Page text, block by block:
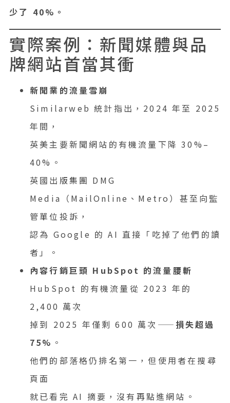
少了 40%。
實際案例：新聞媒體與品
牌網站首當其衝
新聞業的流量雪崩
Similarweb 統計指出，2024 年至 2025
年間，
英美主要新聞網站的有機流量下降 30%–
40%。
英國出版集團 DMG
Media（MailOnline、Metro）甚至向監
管單位投訴，
認為 Google 的 AI 直接「吃掉了他們的讀
者」。
內容行銷巨頭 HubSpot 的流量腰斬
HubSpot 的有機流量從 2023 年的
2,400 萬次
掉到 2025 年僅剩 600 萬次——損失超過
75% 。
他們的部落格仍排名第一，但使用者在搜尋
頁面
就已看完 AI 摘要，沒有再點進網站。